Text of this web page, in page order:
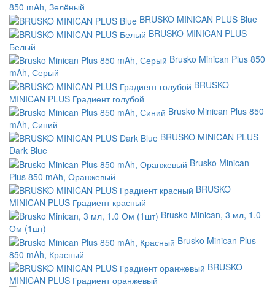
850 mAh, Зелёный
BRUSKO MINICAN PLUS Blue
BRUSKO MINICAN PLUS
Белый
Brusko Minican Plus 850
mAh, Серый
BRUSKO
MINICAN PLUS Градиент голубой
Brusko Minican Plus 850
mAh, Синий
BRUSKO MINICAN PLUS
Dark Blue
Brusko Minican
Plus 850 mAh, Оранжевый
BRUSKO
MINICAN PLUS Градиент красный
Brusko Minican, 3 мл, 1.0
Ом (1шт)
Brusko Minican Plus
850 mAh, Красный
BRUSKO
MINICAN PLUS Градиент оранжевый